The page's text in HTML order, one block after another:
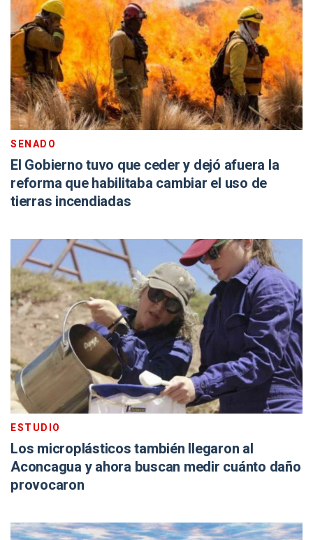
SENADO
El Gobierno tuvo que ceder y dejó afuera la
reforma que habilitaba cambiar el uso de
tierras incendiadas
ESTUDIO
Los microplásticos también llegaron al
Aconcagua y ahora buscan medir cuánto daño
provocaron